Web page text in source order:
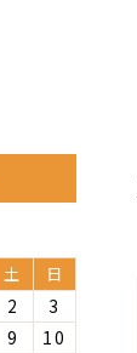
土 日
2
3
9
10